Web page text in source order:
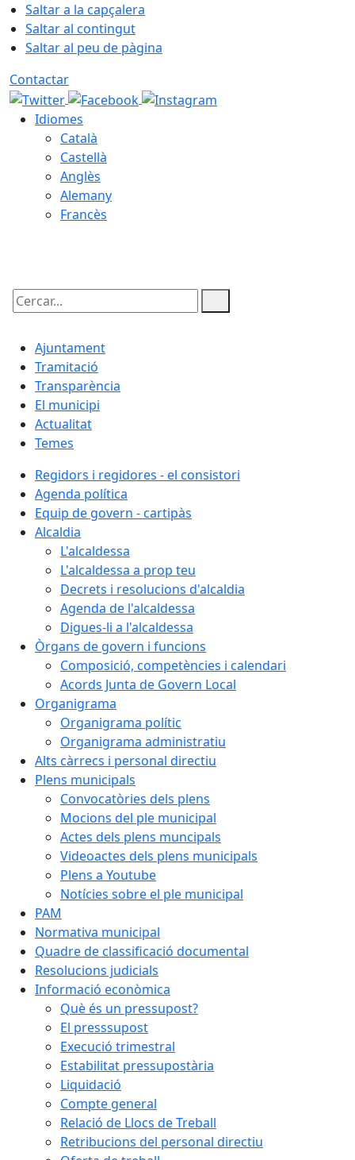
Saltar a la capçalera
Saltar al contingut
Saltar al peu de pàgina
Contactar
Idiomes
Català
Castellà
Anglès
Alemany
Francès
Cercar:
Ajuntament
Tramitació
Transparència
El municipi
Actualitat
Temes
Regidors i regidores - el consistori
Agenda política
Equip de govern - cartipàs
Alcaldia
L'alcaldessa
L'alcaldessa a prop teu
Decrets i resolucions d'alcaldia
Agenda de l'alcaldessa
Digues-li a l'alcaldessa
Òrgans de govern i funcions
Composició, competències i calendari
Acords Junta de Govern Local
Organigrama
Organigrama polític
Organigrama administratiu
Alts càrrecs i personal directiu
Plens municipals
Convocatòries dels plens
Mocions del ple municipal
Actes dels plens muncipals
Videoactes dels plens municipals
Plens a Youtube
Notícies sobre el ple municipal
PAM
Normativa municipal
Quadre de classificació documental
Resolucions judicials
Informació econòmica
Què és un pressupost?
El presssupost
Execució trimestral
Estabilitat pressupostària
Liquidació
Compte general
Relació de Llocs de Treball
Retribucions del personal directiu